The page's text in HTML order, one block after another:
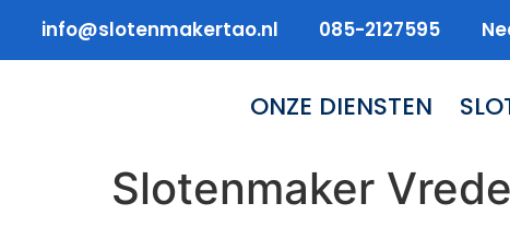
info@slotenmakertao.nl 085-2127595
ONZE DIENSTEN
Slotenmaker